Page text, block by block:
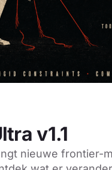
v1.1
nieuwe frontier-